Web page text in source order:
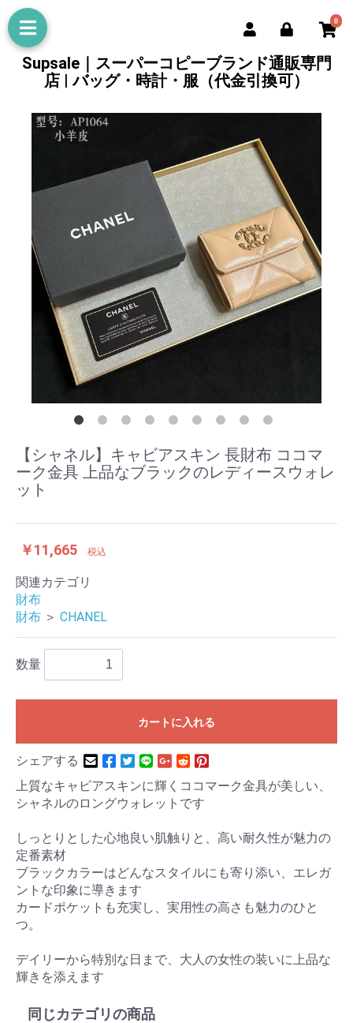
0
Supsale｜スーパーコピーブランド通販専門
店 | バッグ・時計・服（代金引換可）
【シャネル】キャビアスキン 長財布 ココマ
ーク金具 上品なブラックのレディースウォレ
ット
￥11,665 税込
関連カテゴリ
財布
財布 ＞ CHANEL
数量
カートに入れる
シェアする
上質なキャビアスキンに輝くココマーク金具が美しい、
シャネルのロングウォレットです
しっとりとした心地良い肌触りと、高い耐久性が魅力の
定番素材
ブラックカラーはどんなスタイルにも寄り添い、エレガ
ントな印象に導きます
カードポケットも充実し、実用性の高さも魅力のひと
つ。
デイリーから特別な日まで、大人の女性の装いに上品な
輝きを添えます
同じカテゴリの商品